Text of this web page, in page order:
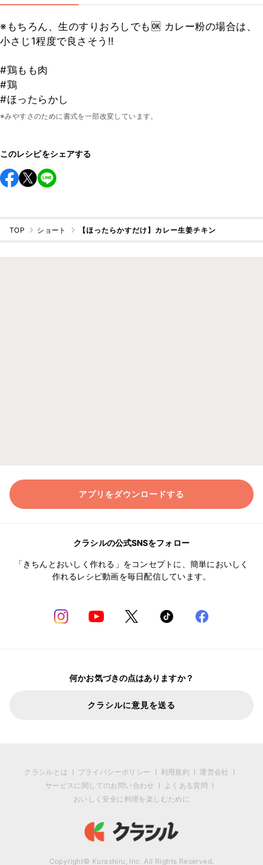
※もちろん、生のすりおろしでも🆗 カレー粉の場合は、
小さじ1程度で良さそう‼️
#鶏もも肉
#鶏
#ほったらかし
※みやすさのために書式を一部改変しています。
このレシピをシェアする
TOP ショート 【ほったらかすだけ】カレー生姜チキン
アプリをダウンロードする
クラシルの公式SNSをフォロー
「きちんとおいしく作れる」をコンセプトに、簡単においしく
作れるレシピ動画を毎日配信しています。
何かお気づきの点はありますか？
クラシルに意見を送る
クラシルとは プライバシーポリシー 利用規約
運営会社
サービスに関してのお問い合わせ
よくある質問
おいしく安全に料理を楽しむために
Copyright© Kurashiru, Inc. All Rights Reserved.